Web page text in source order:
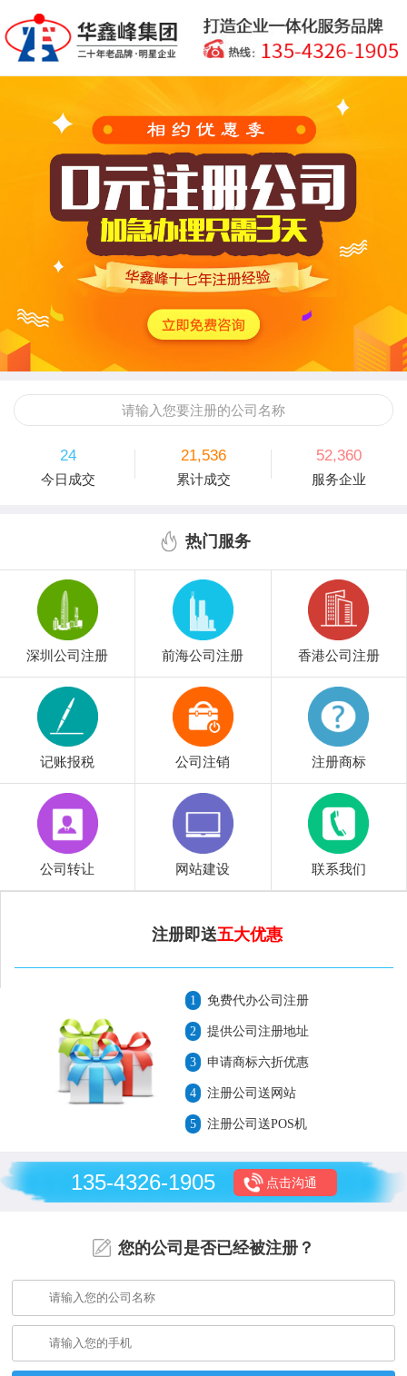
请输入您要注册的公司名称
24
今日成交
21,536
累计成交
52,360
服务企业
热门服务
深圳公司注册 前海公司注册 香港公司注册
记账报税 公司注销 注册商标
公司转让 网站建设 联系我们
注册即送五大优惠
1 免费代办公司注册
2 提供公司注册地址
3 申请商标六折优惠
4 注册公司送网站
5 注册公司送POS机
135-4326-1905 点击沟通
您的公司是否已经被注册？